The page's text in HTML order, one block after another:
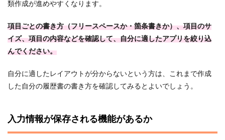
類作成が進めやすくなります。
項目ごとの書き方（フリースペースか・箇条書きか）、項目のサ
イズ、項目の内容などを確認して、自分に適したアプリを絞り込
んでください。
自分に適したレイアウトが分からないという方は、これまで作成
した自分の履歴書の書き方を確認してみるとよいでしょう。
入力情報が保存される機能があるか